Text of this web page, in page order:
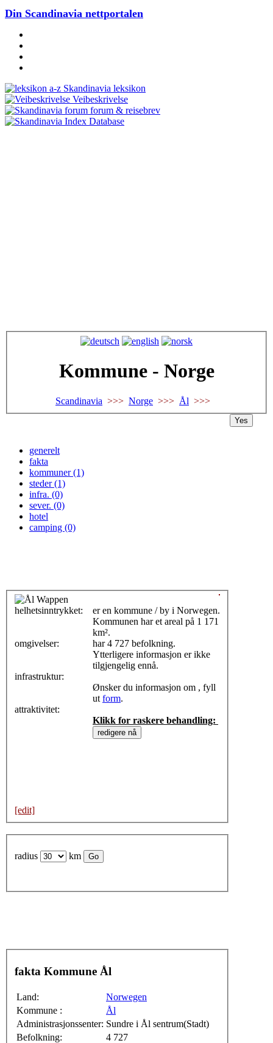
Din Scandinavia nettportalen
Skandinavia leksikon
Veibeskrivelse
forum & reisebrev
Database
Kommune - Norge
Scandinavia >>> Norge >>> Ål
generelt
fakta
kommuner (1)
steder (1)
infra. (0)
sever. (0)
hotel
camping (0)
helhetsinntrykket:
omgivelser:
infrastruktur:
attraktivitet:
er en kommune / by i Norwegen.
Kommunen har et areal på 1 171
km².
har 4 727 befolkning.
Ytterligere informasjon er ikke
tilgjengelig ennå.
Ønsker du informasjon om , fyll
ut form.
Klikk for raskere behandling:
[edit]
radius km
fakta Kommune Ål
Land:
Norwegen
Kommune :
Ål
Administrasjonssenter: Sundre i Ål sentrum(Stadt)
Befolkning:
4 727
Yes